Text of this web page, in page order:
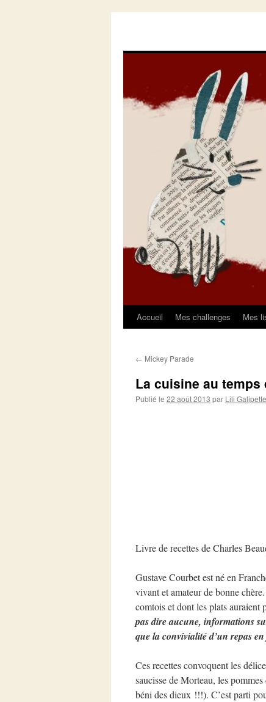
Aller
contenu
Accueil Mes challenges Mes
← Mickey Parade
La cuisine au temps
Publié le 22 août 2013 par Lili Galipette
Livre de recettes de Charles
Gustave Courbet est né en
vivant et amateur de bonne
comtois et dont les plats auraient
pas dire aucune, informations
que la convivialité d’un repas
Ces recettes convoquent les
saucisse de Morteau, les
béni des dieux !!!). C’est parti